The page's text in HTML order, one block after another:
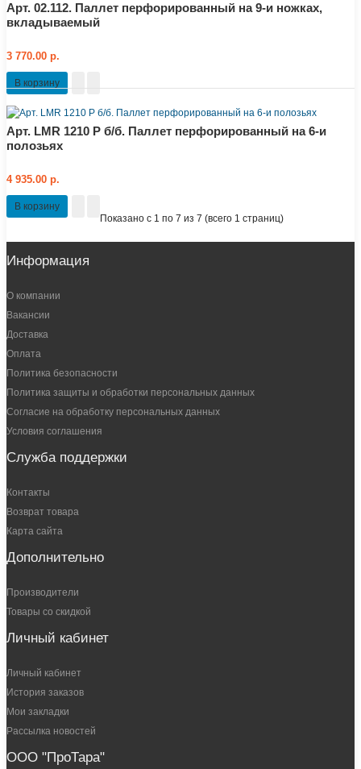
Арт. 02.112. Паллет перфорированный на 9-и ножках,
вкладываемый
3 770.00 р.
В корзину
Арт. LMR 1210 P б/б. Паллет перфорированный на 6-и
полозьях
4 935.00 р.
В корзину
Показано с 1 по 7 из 7 (всего 1 страниц)
Информация
О компании
Вакансии
Доставка
Оплата
Политика безопасности
Политика защиты и обработки персональных данных
Согласие на обработку персональных данных
Условия соглашения
Служба поддержки
Контакты
Возврат товара
Карта сайта
Дополнительно
Производители
Товары со скидкой
Личный кабинет
Личный кабинет
История заказов
Мои закладки
Рассылка новостей
ООО "ПроТара"